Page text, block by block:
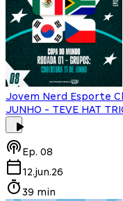
Jovem Nerd Esporte
JUNHO - TEVE HAT
Ep. 08
12.jun.26
39 min